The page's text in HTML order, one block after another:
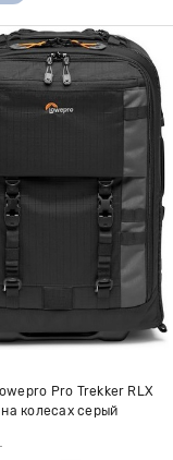
Pro Trekker RLX
колесах серый